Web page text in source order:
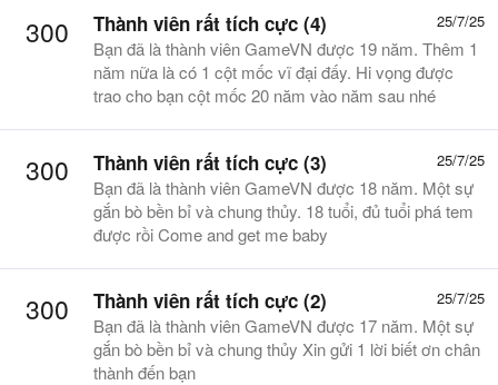
300 25/7/25
Thành viên rất tích cực (4)
Bạn đã là thành viên GameVN được 19 năm. Thêm 1
năm nữa là có 1 cột mốc vĩ đại đấy. Hi vọng được
trao cho bạn cột mốc 20 năm vào năm sau nhé
300 25/7/25
Thành viên rất tích cực (3)
Bạn đã là thành viên GameVN được 18 năm. Một sự
gắn bò bền bỉ và chung thủy. 18 tuổi, đủ tuổi phá tem
được rồi Come and get me baby
300 25/7/25
Thành viên rất tích cực (2)
Bạn đã là thành viên GameVN được 17 năm. Một sự
gắn bò bền bỉ và chung thủy Xin gửi 1 lời biết ơn chân
thành đến bạn